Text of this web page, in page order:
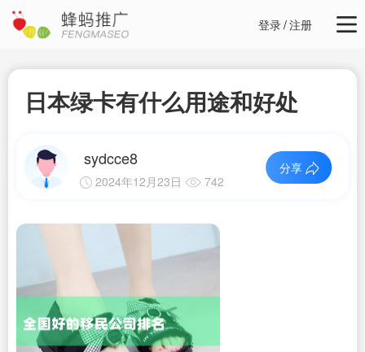
登录/注册
日本绿卡有什么用途和好处
sydcce8
2024年12月23日 742
分享